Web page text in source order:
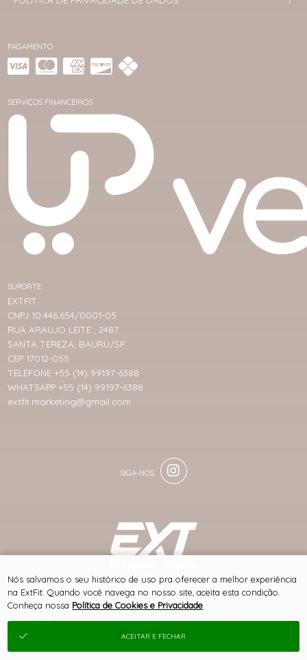
PAGAMENTO
SERVIÇOS FINANCEIROS
SITE 100% SEGURO PLATAFORMA B2B
SUPORTE
EXTFIT
CNPJ 10.446.654/0001-05
RUA ARAUJO LEITE , 2487
SANTA TEREZA, BAURU/SP
CEP 17012-055
TELEFONE +55 (14) 99197-6388
WHATSAPP +55 (14) 99197-6388
extfit.marketing@gmail.com
® TODOS DIREITOS RESERVADOS
Nós salvamos o seu histórico de uso pra oferecer a melhor experiência
na ExtFit. Quando você navega no nosso site, aceita esta condição.
Conheça nossa Política de Cookies e Privacidade
ACEITAR E FECHAR